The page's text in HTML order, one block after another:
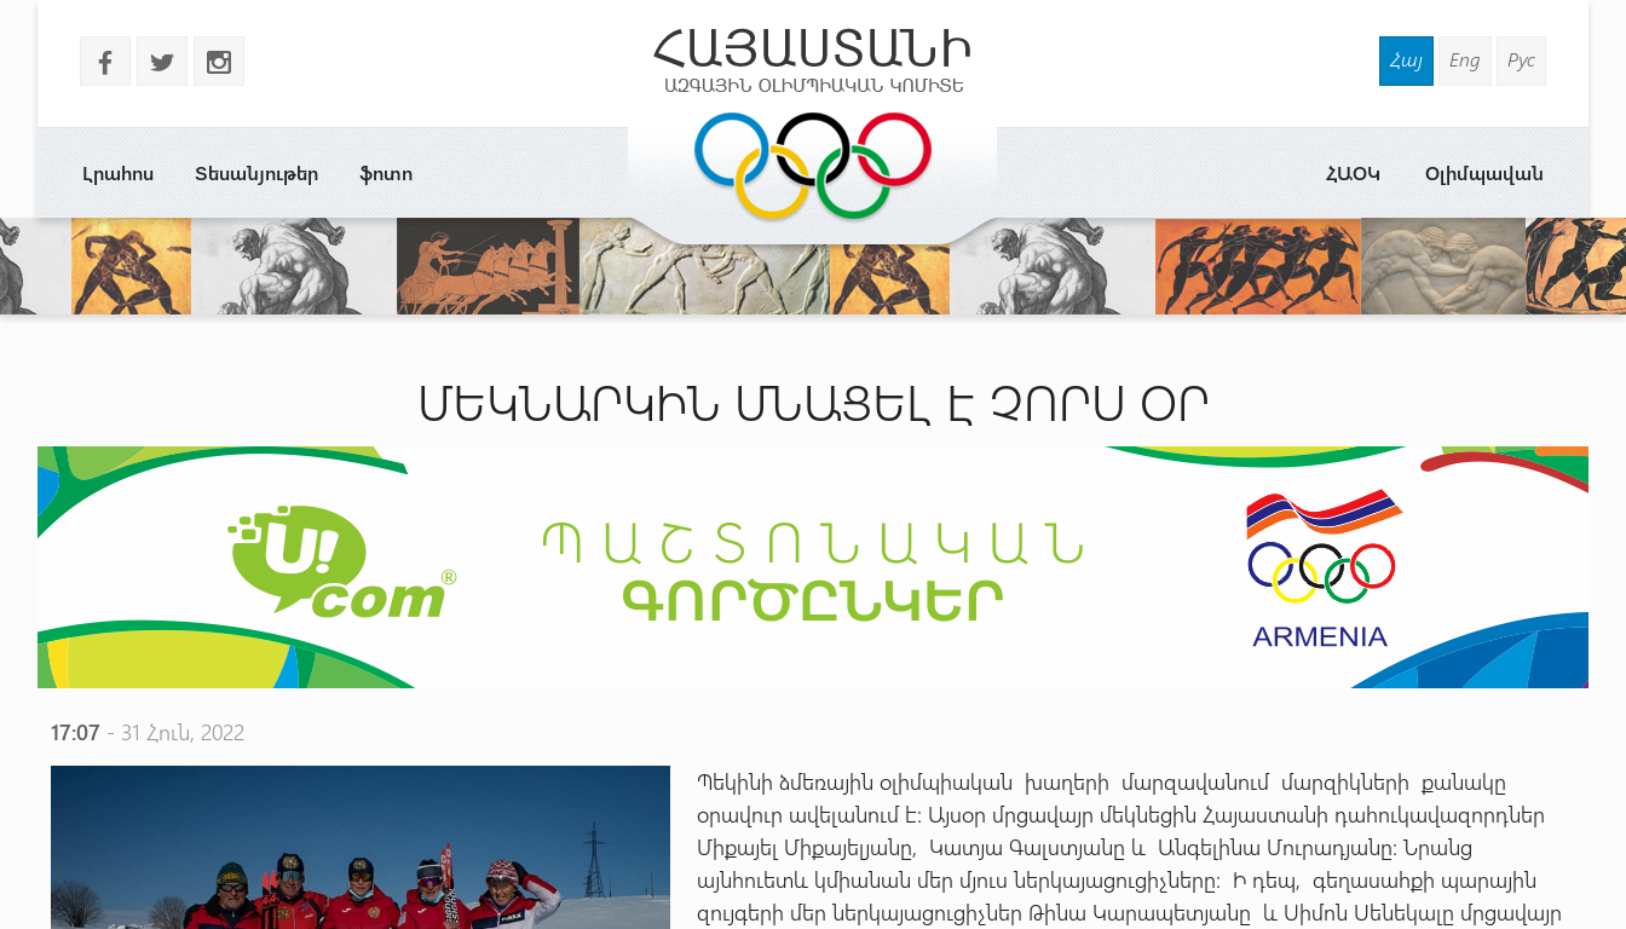
b a x Հայ Eng Рус
Լրահոս Տեսանյութեր ֆոտո Օլիմպավան
ՀԱՕԿ
ՄԵԿՆԱՐԿԻՆ ՄՆԱՑԵԼ Է ՉՈՐՍ ՕՐ
17:07 - 31 Հուն, 2022
Պեկինի ձմեռային օլիմպիական խաղերի մարզավանում մարզիկների քանակը
օրավուր ավելանում է: Այսօր մրցավայր մեկնեցին Հայաստանի դահուկավազորդներ
Միքայել Միքայելյանը, Կատյա Գալստյանը և Անգելինա Մուրադյանը: Նրանց
այնհուետև կմիանան մեր մյուս ներկայացուցիչները: Ի դեպ, գեղասահքի պարային
զույգերի մեր ներկայացուցիչներ Թինա Կարապետյանը և Սիմոն Սենեկալը մրցավայր